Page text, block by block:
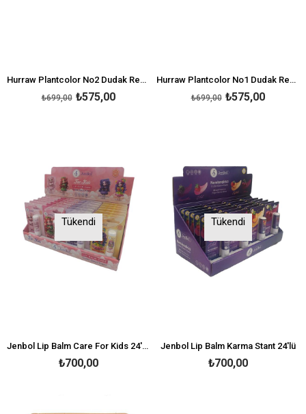
Hurraw Plantcolor No2 Dudak Renklendirici
₺575,00
₺699,00
Hurraw Plantcolor No1 Dudak Renklendirici
₺575,00
₺699,00
Tükendi
Jenbol Lip Balm Care For Kids 24'lü Stand
₺700,00
Tükendi
Jenbol Lip Balm Karma Stant 24'lü
₺700,00